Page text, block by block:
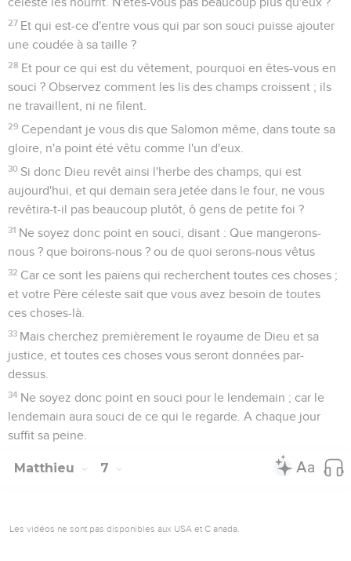
27 Et qui est-ce d'entre vous qui par son souci puisse ajouter
une coudée à sa taille ?
28 Et pour ce qui est du vêtement, pourquoi en êtes-vous en
souci ? Observez comment les lis des champs croissent ; ils
ne travaillent, ni ne filent.
29 Cependant je vous dis que Salomon même, dans toute sa
gloire, n'a point été vêtu comme l'un d'eux.
30 Si donc Dieu revêt ainsi l'herbe des champs, qui est
aujourd'hui, et qui demain sera jetée dans le four, ne vous
revêtira-t-il pas beaucoup plutôt, ô gens de petite foi ?
31 Ne soyez donc point en souci, disant : Que mangerons-
nous ? que boirons-nous ? ou de quoi serons-nous vêtus
32 Car ce sont les païens qui recherchent toutes ces choses ;
et votre Père céleste sait que vous avez besoin de toutes
ces choses-là.
33 Mais cherchez premièrement le royaume de Dieu et sa
justice, et toutes ces choses vous seront données par-
dessus.
34 Ne soyez donc point en souci pour le lendemain ; car le
lendemain aura souci de ce qui le regarde. A chaque jour
suffit sa peine.
Matthieu 7
Les vidéos ne sont pas disponibles aux USA et C anada.